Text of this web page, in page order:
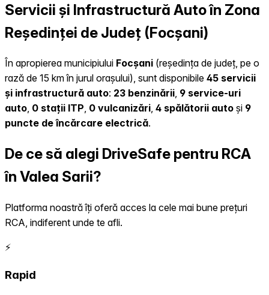
Servicii și Infrastructură Auto în Zona
Reședinței de Județ (Focșani)
În apropierea municipiului Focșani (reședința de județ, pe o
rază de 15 km în jurul orașului), sunt disponibile 45 servicii
și infrastructură auto: 23 benzinării, 9 service-uri
auto, 0 stații ITP, 0 vulcanizări, 4 spălătorii auto și 9
puncte de încărcare electrică.
De ce să alegi DriveSafe pentru RCA
în Valea Sarii?
Platforma noastră îți oferă acces la cele mai bune prețuri
RCA, indiferent unde te afli.
⚡
Rapid